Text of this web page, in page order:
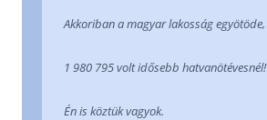
Akkoriban a magyar lakosság egyötöde,
1 980 795 volt idősebb hatvanötévesnél!
Én is köztük vagyok.